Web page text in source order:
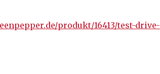
produkt/16413/test-drive-